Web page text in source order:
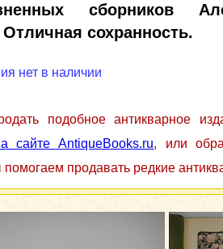
сборников
сохранность.
нет в наличии
подобное антикварное
сайте AntiqueBooks.ru, или
продавать редкие